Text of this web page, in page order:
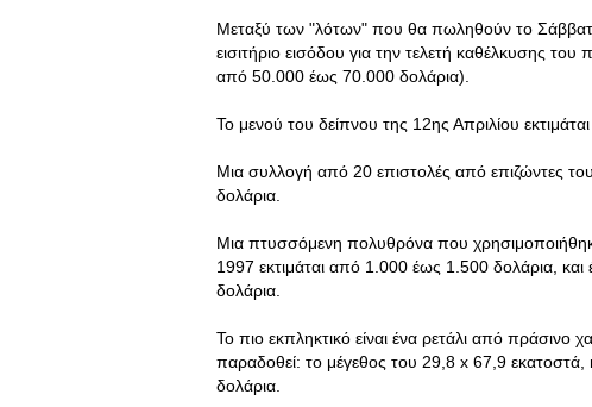
Μεταξύ των "λότων" που θα πωληθούν το
εισιτήριο εισόδου για την τελετή καθέλκυσης
από 50.000 έως 70.000 δολάρια).
Το μενού του δείπνου της 12ης Απριλίου
Μια συλλογή από 20 επιστολές από επιζώντες
δολάρια.
Μια πτυσσόμενη πολυθρόνα που
1997 εκτιμάται από 1.000 έως 1.500 δολάρια,
δολάρια.
Το πιο εκπληκτικό είναι ένα ρετάλι από πράσινο
παραδοθεί: το μέγεθος του 29,8 x 67,9
δολάρια.